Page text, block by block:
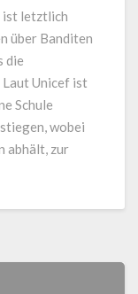
ist letztlich
über Banditen
die
Unicef ist
Schule
wobei
abhält, zur